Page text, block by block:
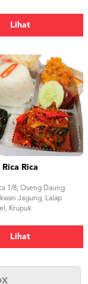
Lihat
Rica Rica
1/8, Oseng Daung
Jagung, Lalap
Krupuk
Lihat